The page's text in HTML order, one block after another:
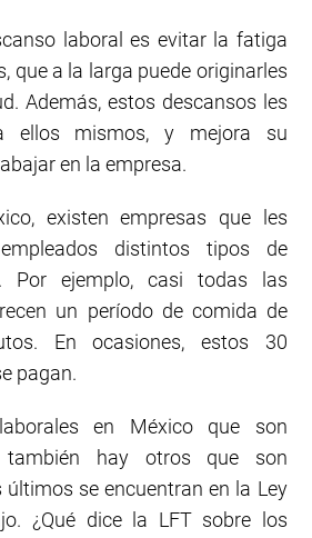
laboral es evitar la fatiga
que a la larga puede originarles
Además, estos descansos les
ellos mismos, y mejora su
en la empresa.
existen empresas que les
distintos tipos de
Por ejemplo, casi todas las
un período de comida de
En ocasiones, estos 30
pagan.
en México que son
también hay otros que son
se encuentran en la Ley
¿Qué dice la LFT sobre los